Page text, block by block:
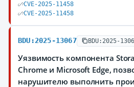
CVE-2025-11458
CVE-2025-11458
BDU:2025-13067 BDU:2025-
Уязвимость компонента
Chrome и Microsoft Edge,
нарушителю выполнить